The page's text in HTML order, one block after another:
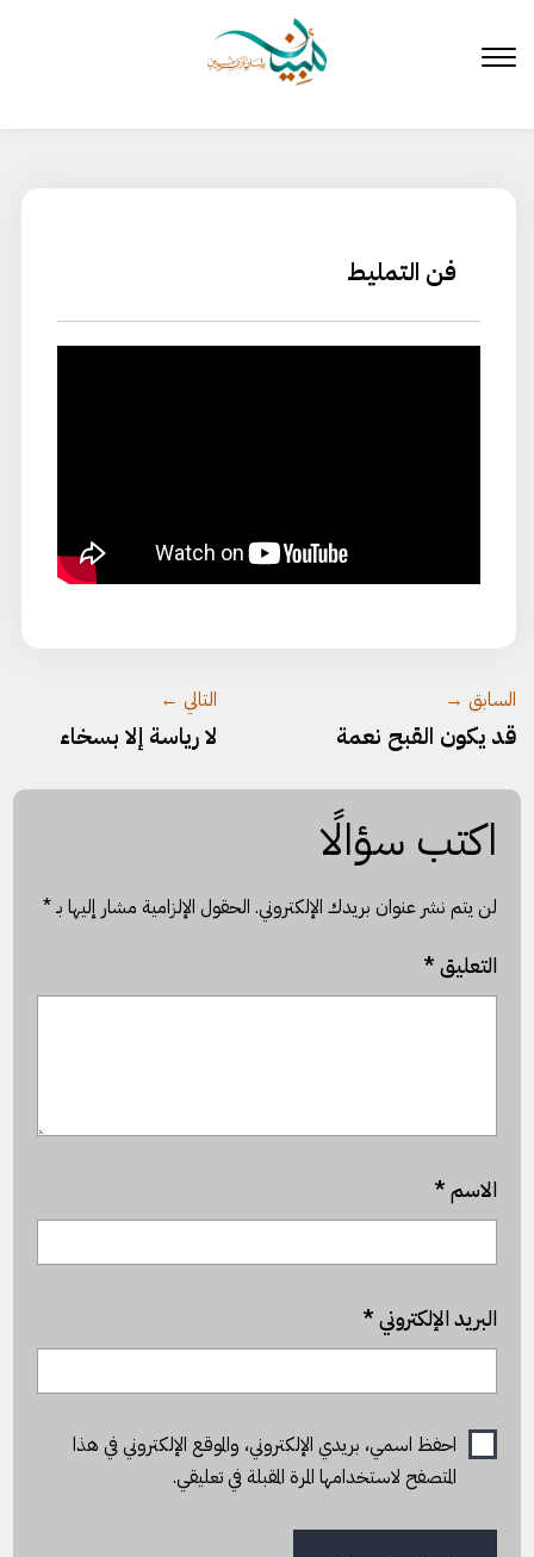
المحتوى
فن التمليط
السابق →
قد يكون القبح نعمة
التالي ←
لا رياسة إلا بسخاء
اكتب سؤالًا
لن يتم نشر عنوان بريدك الإلكتروني. الحقول الإلزامية مشار إليها بـ*
التعليق*
الاسم*
البريد الإلكتروني*
احفظ اسمي، بريدي الإلكتروني، والموقع الإلكتروني في هذا
المتصفح لاستخدامها المرة المقبلة في تعليقي.